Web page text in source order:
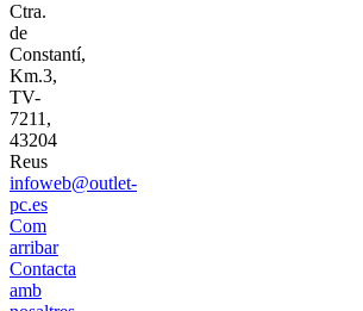
Ctra.
de
Constantí,
Km.3,
TV-
7211,
43204
Reus
infoweb@outlet-
pc.es
Com
arribar
Contacta
amb